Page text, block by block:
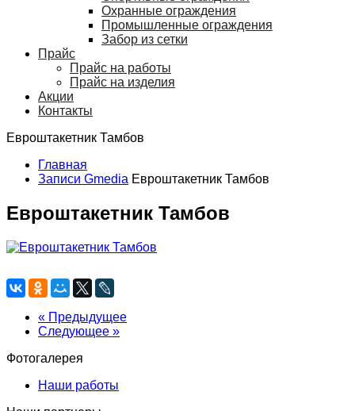
Охранные ограждения
Промышленные ограждения
Забор из сетки
Прайс
Прайс на работы
Прайс на изделия
Акции
Контакты
Евроштакетник Тамбов
Главная
Записи Gmedia Евроштакетник Тамбов
Евроштакетник Тамбов
« Предыдущее
Следующее »
Фотогалерея
Наши работы